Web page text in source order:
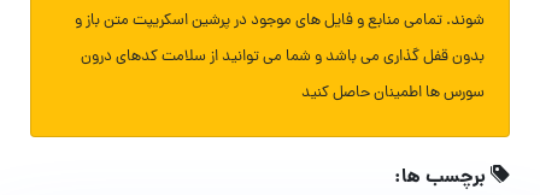
شوند. تمامی منابع و فایل های موجود در پرشین اسکریپت متن باز و
بدون قفل گذاری می باشد و شما می توانید از سلامت کدهای درون
سورس ها اطمینان حاصل کنید
برچسب ها: